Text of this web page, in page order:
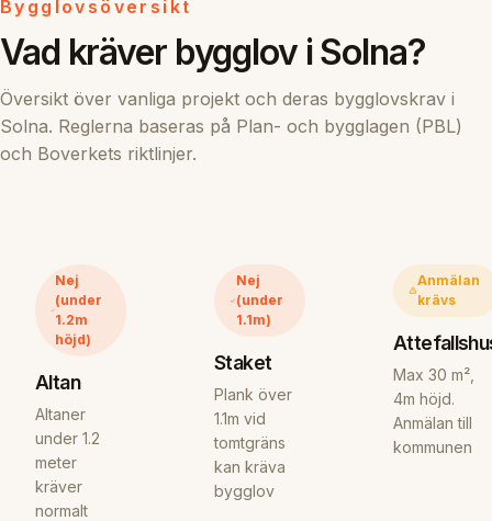
Bygglovsöversikt
Vad kräver bygglov i Solna?
Översikt över vanliga projekt och deras bygglovskrav i
Solna. Reglerna baseras på Plan- och bygglagen (PBL)
och Boverkets riktlinjer.
Nej
(under
1.2m
höjd)
Altan
Altaner
under 1.2
meter
kräver
normalt
Nej
(under
1.1m)
Staket
Plank över
1.1m vid
tomtgräns
kan kräva
bygglov
Anmälan
krävs
Max 30 m²,
4m höjd.
Anmälan till
kommunen